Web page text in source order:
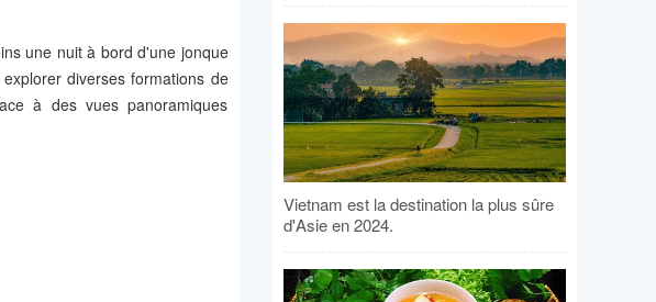
une nuit à bord d'une jonque
diverses formations de
à des vues panoramiques
Vietnam est la destination la plus sûre
d'Asie en 2024.